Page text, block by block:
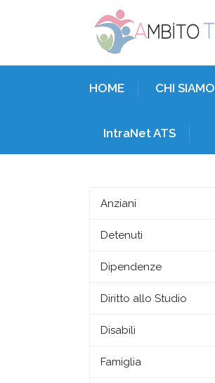
HOME CHI SIAMO
IntraNet ATS
Anziani
Detenuti
Dipendenze
Diritto allo Studio
Disabili
Famiglia